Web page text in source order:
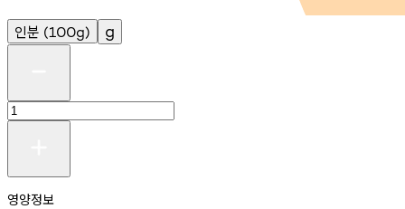
인분 (100g) g
영양정보